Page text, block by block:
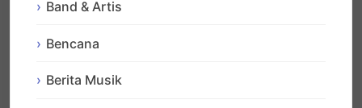
Band & Artis
Bencana
Berita Musik